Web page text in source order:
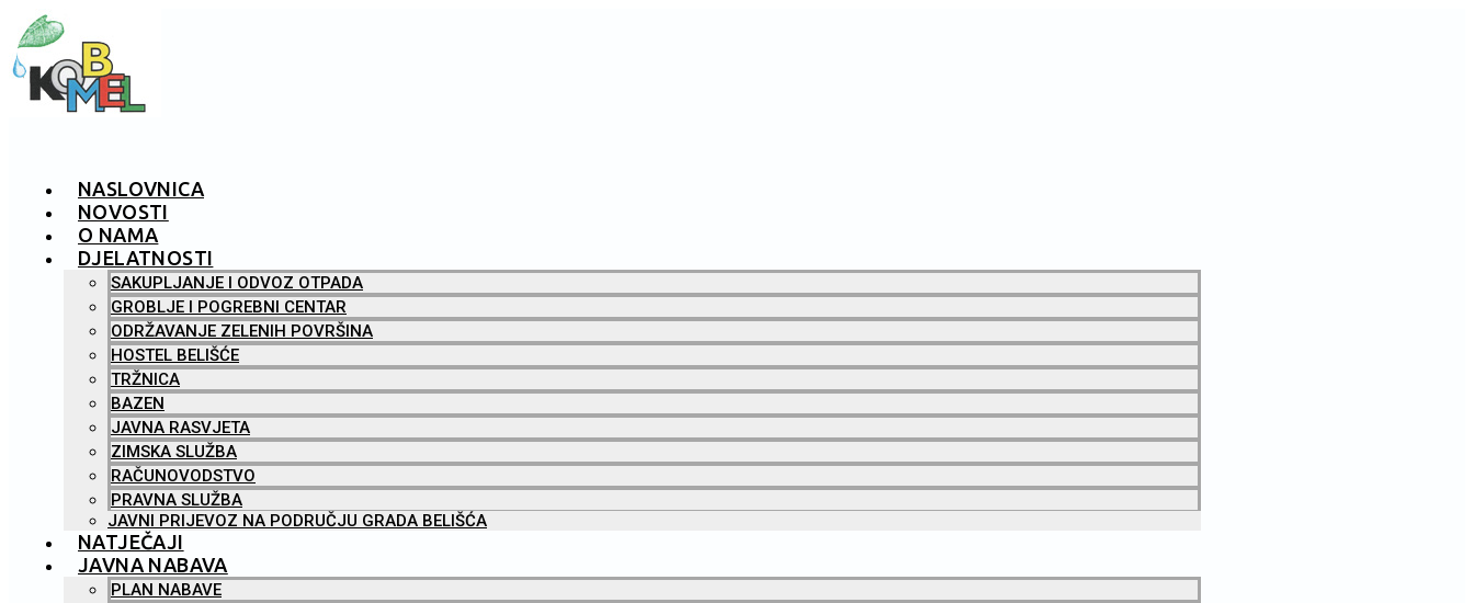
NASLOVNICA
NOVOSTI
O NAMA
DJELATNOSTI
SAKUPLJANJE I ODVOZ OTPADA
GROBLJE I POGREBNI CENTAR
ODRŽAVANJE ZELENIH POVRŠINA
HOSTEL BELIŠĆE
TRŽNICA
BAZEN
JAVNA RASVJETA
ZIMSKA SLUŽBA
RAČUNOVODSTVO
PRAVNA SLUŽBA
JAVNI PRIJEVOZ NA PODRUČJU GRADA BELIŠĆA
NATJEČAJI
JAVNA NABAVA
PLAN NABAVE